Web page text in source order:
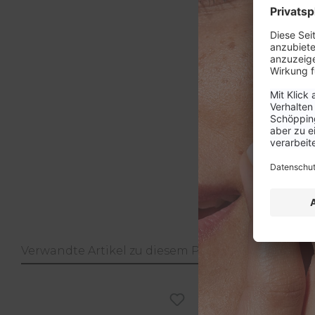
Verwandte Artikel zu diesem Produkt